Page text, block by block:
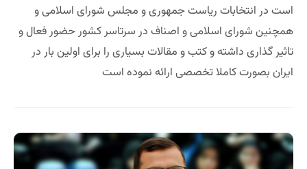
است در انتخابات ریاست جمهوری و مجلس شورای اسلامی و
همچنین شورای اسلامی و اصناف در سرتاسر کشور حضور فعال و
تاثیر گذاری داشته و کتب و مقالات بسیاری را برای اولین بار در
ایران بصورت کاملا تخصصی ارائه نموده است